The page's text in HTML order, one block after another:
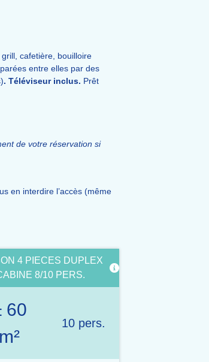
cafetière, bouilloire
entre elles par des
. Téléviseur inclus. Prêt
de votre réservation si
en interdire l’accès (même
4 PIECES DUPLEX
8/10 PERS.
60
m²
10 pers.